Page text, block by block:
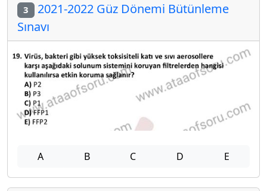
3 2021-2022 Güz Dönemi Bütünleme
Sınavı
A B C D E